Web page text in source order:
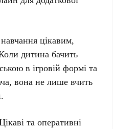
цікавим,
дитина бачить
в ігровій формі та
вона не лише вчить
та оперативні